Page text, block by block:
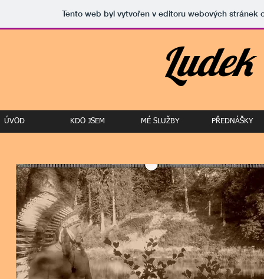
Tento web byl vytvořen v editoru webových stránek
ÚVOD KDO JSEM MÉ SLUŽBY PŘEDNÁŠKY